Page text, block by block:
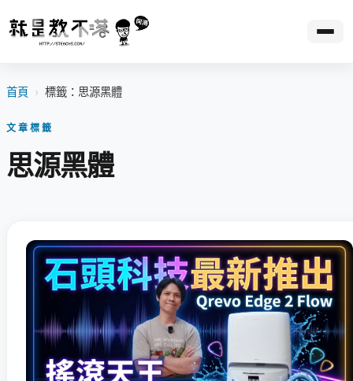
首頁 › 標籤：思源黑體
文章標籤
思源黑體